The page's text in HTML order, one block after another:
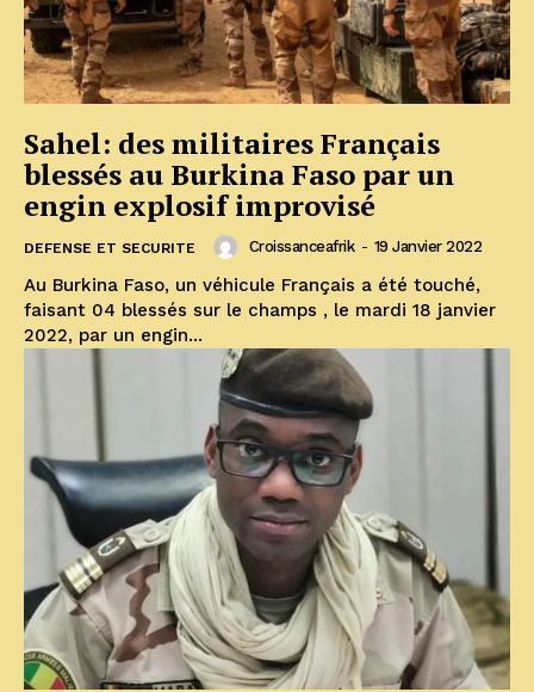
Sahel: des militaires Français
blessés au Burkina Faso par un
engin explosif improvisé
DEFENSE ET SECURITE Croissanceafrik - 19 Janvier 2022
Au Burkina Faso, un véhicule Français a été touché,
faisant 04 blessés sur le champs , le mardi 18 janvier
2022, par un engin...